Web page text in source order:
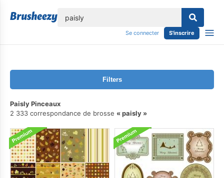
Se connecter S'inscrire
Filters
Paisly Pinceaux
2 333 correspondance de brosse
paisly